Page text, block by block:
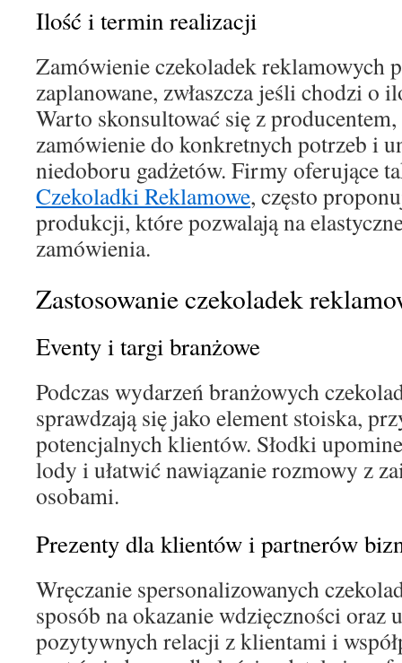
Ilość i termin realizacji
Zamówienie czekoladek reklamowych
zaplanowane, zwłaszcza jeśli chodzi o
Warto skonsultować się z
zamówienie do konkretnych potrzeb i
niedoboru gadżetów. Firmy oferujące
Czekoladki Reklamowe, często
produkcji, które pozwalają na
zamówienia.
Zastosowanie czekoladek
Eventy i targi branżowe
Podczas wydarzeń branżowych
sprawdzają się jako element stoiska,
potencjalnych klientów. Słodki
lody i ułatwić nawiązanie rozmowy z
osobami.
Prezenty dla klientów i partnerów
Wręczanie spersonalizowanych
sposób na okazanie wdzięczności oraz
pozytywnych relacji z klientami i